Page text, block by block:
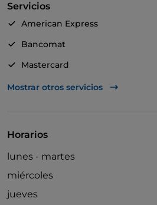
Servicios
American Express
Bancomat
Mastercard
TheFork PAY
Mostrar otros servicios
Horarios
lunes - martes
miércoles
jueves